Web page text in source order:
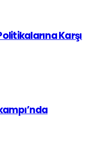
Karşı